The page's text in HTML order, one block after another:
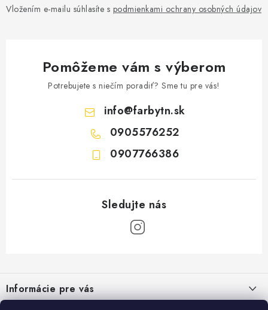
Vložením e-mailu súhlasíte s podmienkami ochrany osobných údajov
Pomôžeme vám s výberom
Potrebujete s niečím poradiť? Sme tu pre vás!
info@farbytn.sk
0905576252
0907766386
pInformácie pre vás